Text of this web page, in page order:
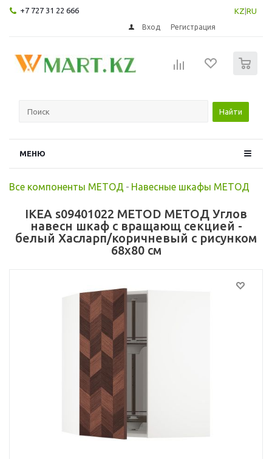
+7 727 31 22 666 KZ RU
Вход Регистрация
Найти
МЕНЮ
Все компоненты МЕТОД - Навесные шкафы МЕТОД
IKEA s09401022 METOD МЕТОД Углов
навесн шкаф с вращающ секцией -
белый Хасларп/коричневый с рисунком
68x80 см